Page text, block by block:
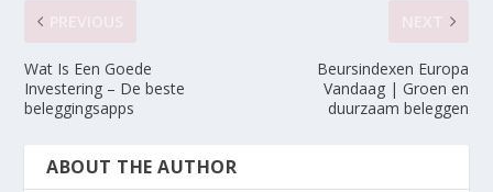
Wat Is Een Goede
Investering – De beste
beleggingsapps
Beursindexen Europa
Vandaag | Groen en
duurzaam beleggen
ABOUT THE AUTHOR